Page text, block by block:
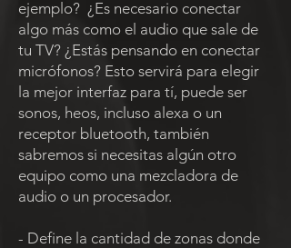
ejemplo? ¿Es necesario conectar
algo más como el audio que sale de
tu TV? ¿Estás pensando en conectar
micrófonos? Esto servirá para elegir
la mejor interfaz para tí, puede ser
sonos, heos, incluso alexa o un
receptor bluetooth, también
sabremos si necesitas algún otro
equipo como una mezcladora de
audio o un procesador.
- Define la cantidad de zonas donde